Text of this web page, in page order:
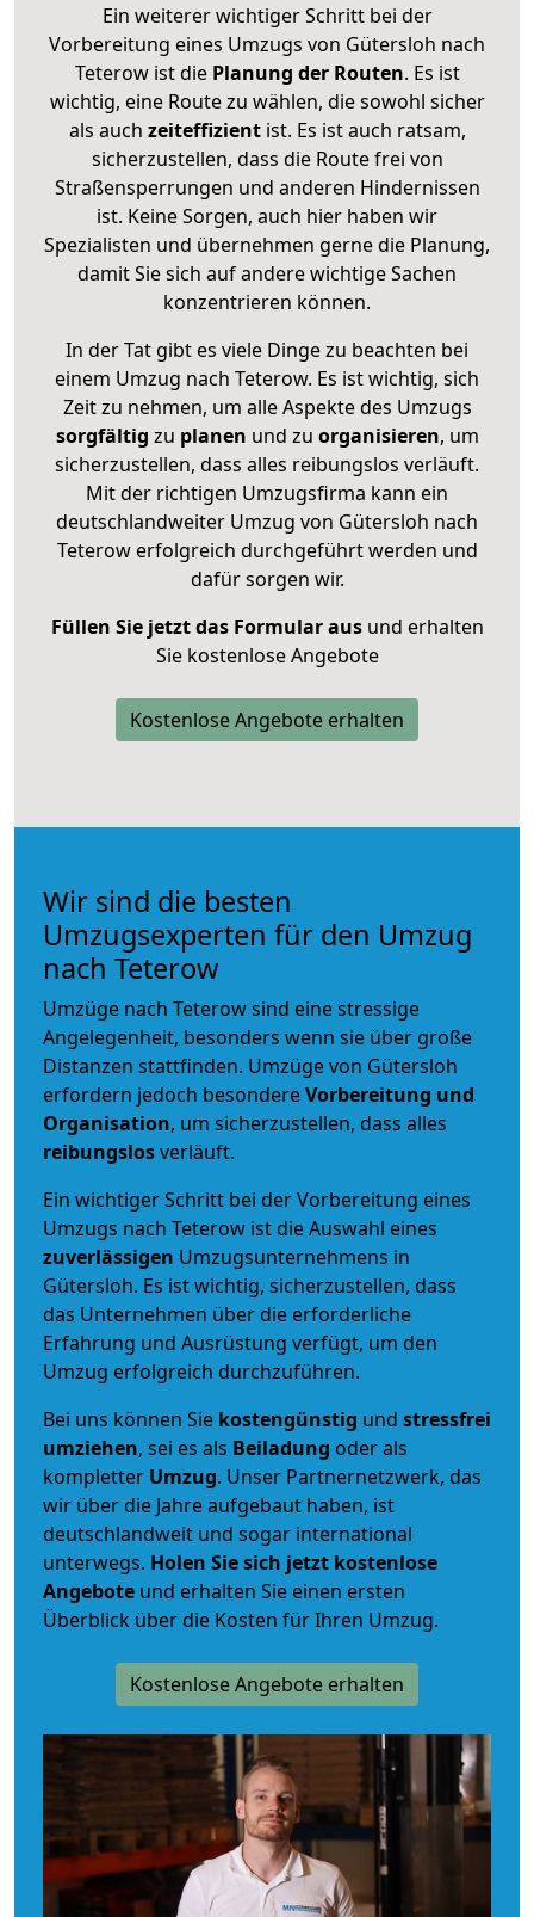
Ein weiterer wichtiger Schritt bei der
Vorbereitung eines Umzugs von Gütersloh nach
Teterow ist diePlanung der Routen. Es ist
wichtig, eine Route zu wählen, die sowohl sicher
als auch zeiteffizientist. Es ist auch ratsam,
sicherzustellen, dass die Route frei von
Straßensperrungen und anderen Hindernissen
ist. Keine Sorgen, auch hier haben wir
Spezialisten und übernehmen gerne die Planung,
damit Sie sich auf andere wichtige Sachen
konzentrieren können.
In der Tat gibt es viele Dinge zu beachten bei
einem Umzug nach Teterow. Es ist wichtig, sich
Zeit zu nehmen, um alle Aspekte des Umzugs
sorgfältig zu planen und zu organisieren, um
sicherzustellen, dass alles reibungslos verläuft.
Mit der richtigen Umzugsfirma kann ein
deutschlandweiter Umzug von Gütersloh nach
Teterow erfolgreich durchgeführt werden und
dafür sorgen wir.
Füllen Sie jetzt das Formular ausund erhalten
Sie kostenlose Angebote
Kostenlose Angebote erhalten
Wir sind die besten
Umzugsexperten für den Umzug
nach Teterow
Umzüge nach Teterow sind eine stressige
Angelegenheit, besonders wenn sie über große
Distanzen stattfinden. Umzüge von Gütersloh
erfordern jedoch besondereVorbereitung und
Organisation, um sicherzustellen, dass alles
reibungslosverläuft.
Ein wichtiger Schritt bei der Vorbereitung eines
Umzugs nach Teterow ist die Auswahl eines
zuverlässigen Umzugsunternehmens in
Gütersloh. Es ist wichtig, sicherzustellen, dass
das Unternehmen über die erforderliche
Erfahrung und Ausrüstung verfügt, um den
Umzug erfolgreich durchzuführen.
Bei uns können Sie kostengünstig und stressfrei
umziehen, sei es als Beiladung oder als
kompletter Umzug. Unser Partnernetzwerk, das
wir über die Jahre aufgebaut haben, ist
deutschlandweit und sogar international
unterwegs. Holen Sie sich jetzt kostenlose
Angebote und erhalten Sie einen ersten
Überblick über die Kosten für Ihren Umzug.
Kostenlose Angebote erhalten